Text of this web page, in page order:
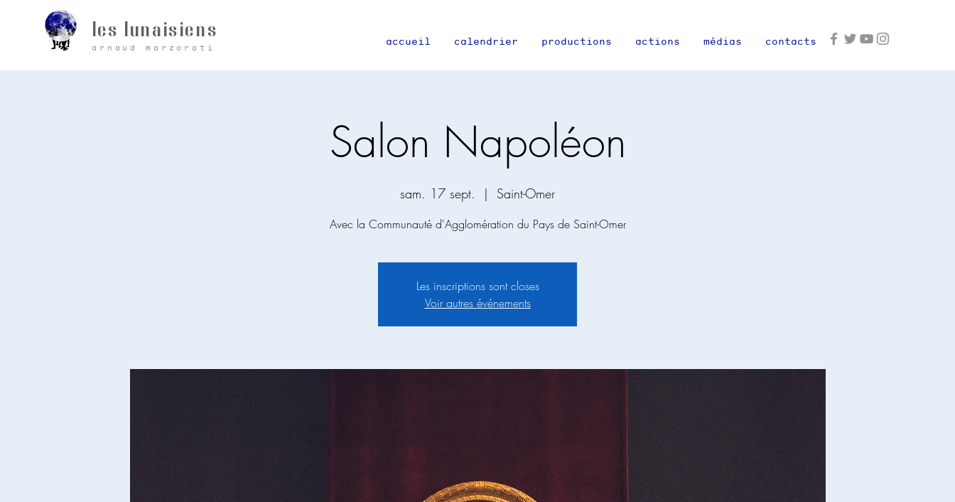
les lunaisiens accueil calendrier productions actions médias contacts
arnaud marzorati
Salon Napoléon
sam. 17 sept.
  |
Saint-Omer
Avec la Communauté d'Agglomération du Pays de Saint-Omer
Les inscriptions sont closes
Voir autres événements